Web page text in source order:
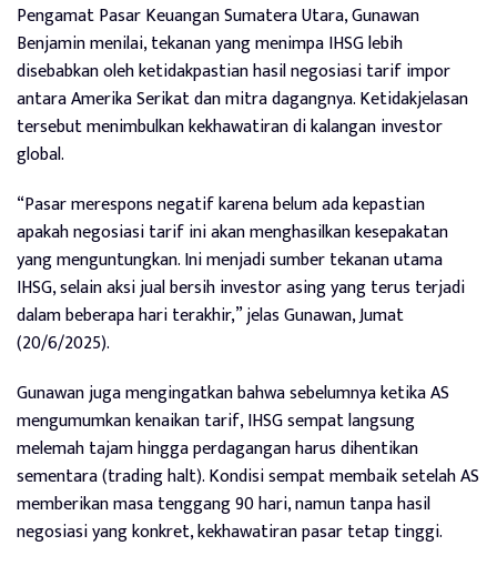
Pengamat Pasar Keuangan Sumatera Utara, Gunawan
Benjamin menilai, tekanan yang menimpa IHSG lebih
disebabkan oleh ketidakpastian hasil negosiasi tarif impor
antara Amerika Serikat dan mitra dagangnya. Ketidakjelasan
tersebut menimbulkan kekhawatiran di kalangan investor
global.
“Pasar merespons negatif karena belum ada kepastian
apakah negosiasi tarif ini akan menghasilkan kesepakatan
yang menguntungkan. Ini menjadi sumber tekanan utama
IHSG, selain aksi jual bersih investor asing yang terus terjadi
dalam beberapa hari terakhir,” jelas Gunawan, Jumat
(20/6/2025).
Gunawan juga mengingatkan bahwa sebelumnya ketika AS
mengumumkan kenaikan tarif, IHSG sempat langsung
melemah tajam hingga perdagangan harus dihentikan
sementara (trading halt). Kondisi sempat membaik setelah AS
memberikan masa tenggang 90 hari, namun tanpa hasil
negosiasi yang konkret, kekhawatiran pasar tetap tinggi.